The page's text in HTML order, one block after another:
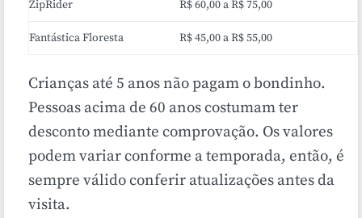
ZipRider R$ 60,00 a R$ 75,00
Fantástica Floresta R$ 45,00 a R$ 55,00
Crianças até 5 anos não pagam o bondinho.
Pessoas acima de 60 anos costumam ter
desconto mediante comprovação. Os valores
podem variar conforme a temporada, então, é
sempre válido conferir atualizações antes da
visita.